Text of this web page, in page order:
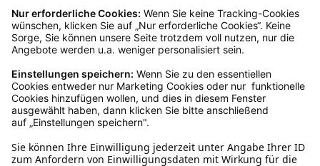
Mo – Fr 9 – 17 Uhr, Sa 9 – 13 Uhr
Ruf uns an